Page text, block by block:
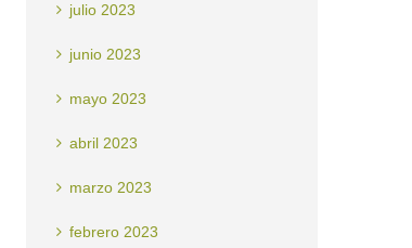
julio 2023
junio 2023
mayo 2023
abril 2023
marzo 2023
febrero 2023